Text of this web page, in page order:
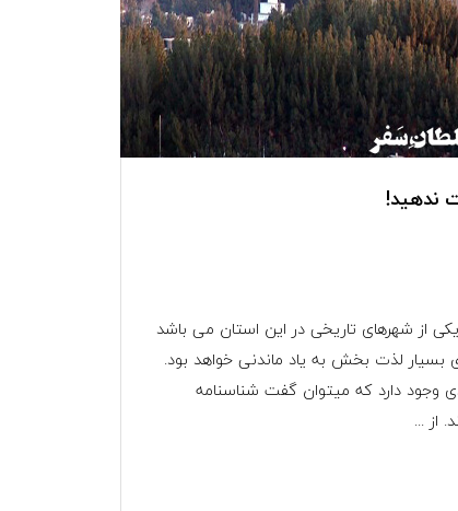
ندهید!
از شهرهای تاریخی در این استان می باشد
لذت بخش به یاد ماندنی خواهد بود.
وجود دارد که میتوان گفت شناسنامه
از ...